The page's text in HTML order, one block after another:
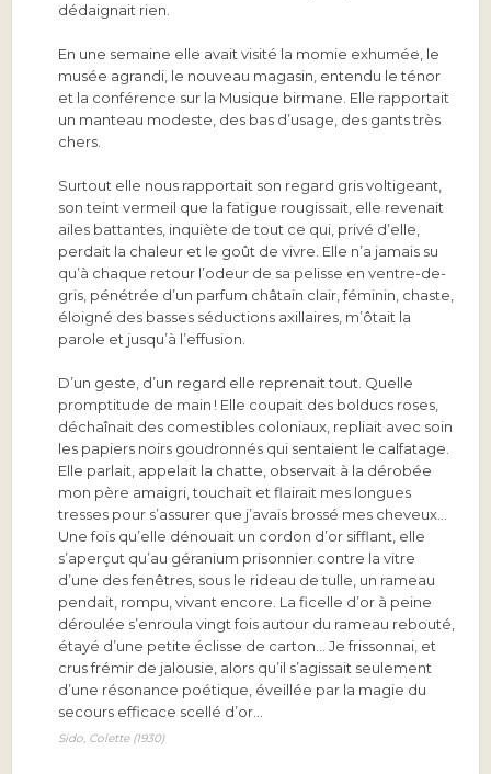
dédaignait rien.
En une semaine elle avait visité la momie exhumée, le
musée agrandi, le nouveau magasin, entendu le ténor
et la conférence sur la Musique birmane. Elle rapportait
un manteau modeste, des bas d’usage, des gants très
chers.
Surtout elle nous rapportait son regard gris voltigeant,
son teint vermeil que la fatigue rougissait, elle revenait
ailes battantes, inquiète de tout ce qui, privé d’elle,
perdait la chaleur et le goût de vivre. Elle n’a jamais su
qu’à chaque retour l’odeur de sa pelisse en ventre-de-
gris, pénétrée d’un parfum châtain clair, féminin, chaste,
éloigné des basses séductions axillaires, m’ôtait la
parole et jusqu’à l’effusion.
D’un geste, d’un regard elle reprenait tout. Quelle
promptitude de main ! Elle coupait des bolducs roses,
déchaînait des comestibles coloniaux, repliait avec soin
les papiers noirs goudronnés qui sentaient le calfatage.
Elle parlait, appelait la chatte, observait à la dérobée
mon père amaigri, touchait et flairait mes longues
tresses pour s’assurer que j’avais brossé mes cheveux…
Une fois qu’elle dénouait un cordon d’or sifflant, elle
s’aperçut qu’au géranium prisonnier contre la vitre
d’une des fenêtres, sous le rideau de tulle, un rameau
pendait, rompu, vivant encore. La ficelle d’or à peine
déroulée s’enroula vingt fois autour du rameau rebouté,
étayé d’une petite éclisse de carton… Je frissonnai, et
crus frémir de jalousie, alors qu’il s’agissait seulement
d’une résonance poétique, éveillée par la magie du
secours efficace scellé d’or…
Sido, Colette (1930)